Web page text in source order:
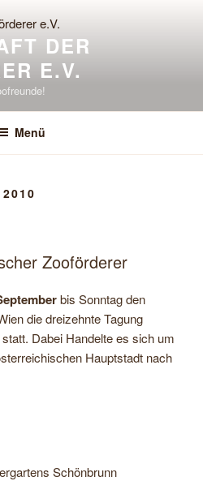
DER
E.V.
Menü
2010
Zooförderer
bis Sonntag den
die dreizehnte Tagung
Dabei Handelte es sich um
Hauptstadt nach
Schönbrunn